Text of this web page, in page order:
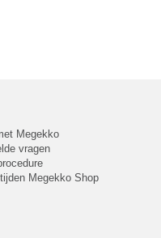
Megekko
vragen
Megekko Shop